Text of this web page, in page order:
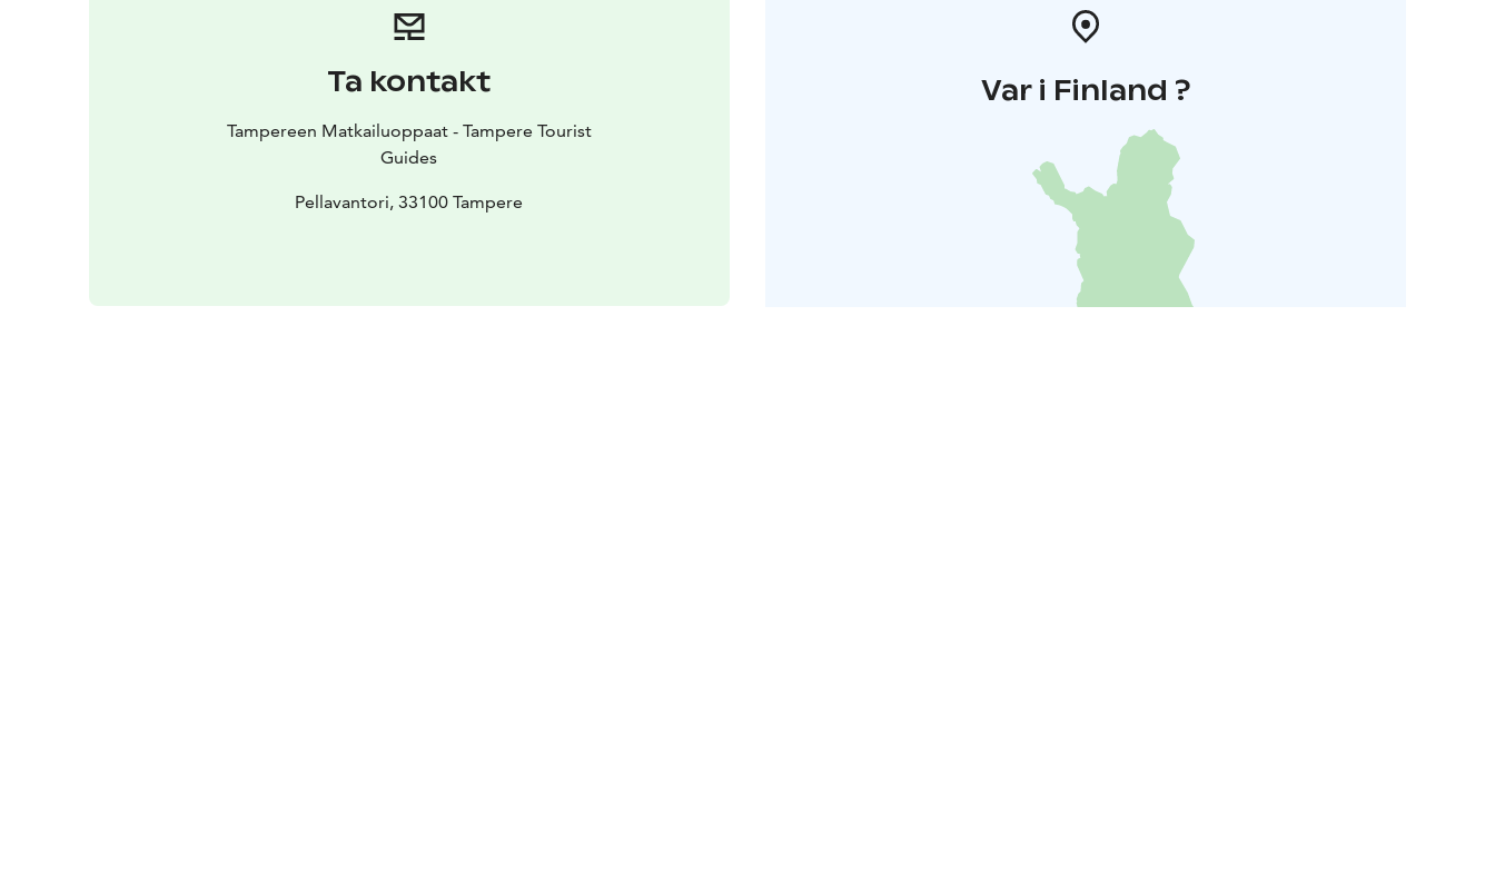
Ta kontakt
Tampereen Matkailuoppaat - Tampere Tourist
Guides
Pellavantori, 33100 Tampere
Var i Finland ?